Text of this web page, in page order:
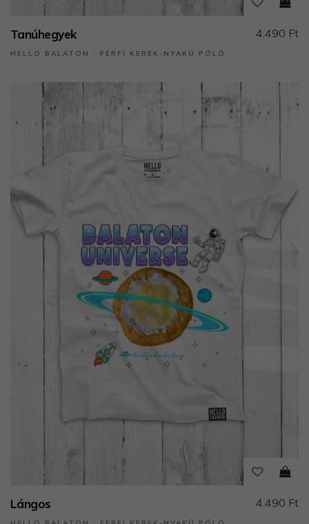
Tanúhegyek
HELLO BALATON ˙ FÉRFI KEREK-NYAKÚ PÓLÓ
4.490 Ft
Lángos 4.490 Ft